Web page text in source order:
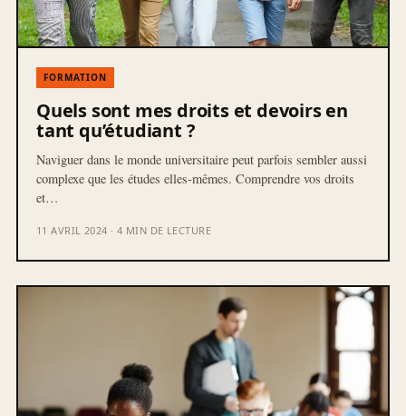
FORMATION
Quels sont mes droits et devoirs en
tant qu’étudiant ?
Naviguer dans le monde universitaire peut parfois sembler aussi
complexe que les études elles-mêmes. Comprendre vos droits
et…
11 AVRIL 2024 · 4 MIN DE LECTURE